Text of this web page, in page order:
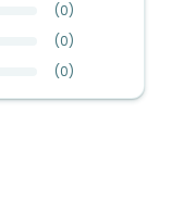
(0)
(0)
(0)